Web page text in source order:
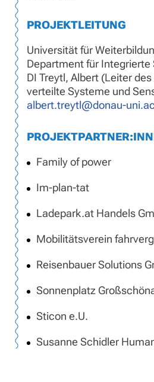
PROJEKTLEITUNG
Universität für
Department für Integrierte
DI Treytl, Albert (Leiter
verteilte Systeme und
albert.treytl@donau-
Family of power
Im-plan-tat
Ladepark.at Handels
Mobilitätsverein
Reisenbauer Solutions
Sonnenplatz
Sticon e.U.
Susanne Schidler